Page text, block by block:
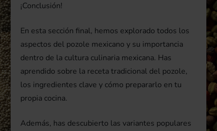
¡Conclusión!
En esta sección final, hemos explorado todos los
aspectos del pozole mexicano y su importancia
dentro de la cultura culinaria mexicana. Has
aprendido sobre la receta tradicional del pozole,
los ingredientes clave y cómo prepararlo en tu
propia cocina.
Además, has descubierto las variantes populares